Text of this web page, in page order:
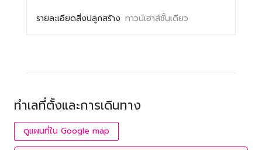
รายละเอียดสิ่งปลูกสร้าง ทาวน์เฮาส์ชั้นเดียว
ทำเลที่ตั้งและการเดินทาง
ดูแผนที่ใน Google map